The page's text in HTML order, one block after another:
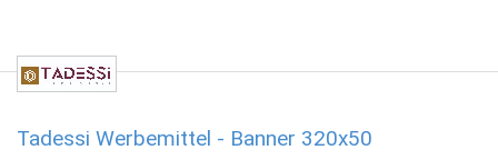
Tadessi Werbemittel - Banner 320x50